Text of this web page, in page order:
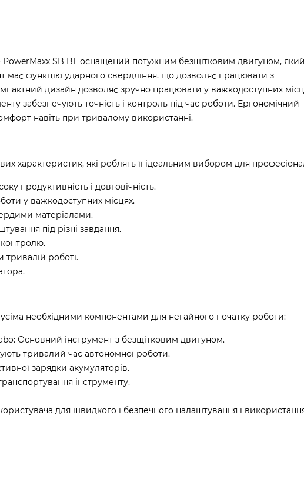
SB BL оснащений потужним безщітковим двигуном, який
має функцію ударного свердління, що дозволяє працювати з
дизайн дозволяє зручно працювати у важкодоступних
забезпечують точність і контроль під час роботи. Ергономічний
навіть при тривалому використанні.
характеристик, які роблять її ідеальним вибором для
продуктивність і довговічність.
у важкодоступних місцях.
матеріалами.
під різні завдання.
контролю.
роботі.
необхідними компонентами для негайного початку роботи:
Основний інструмент з безщітковим двигуном.
тривалий час автономної роботи.
зарядки акумуляторів.
інструменту.
для швидкого і безпечного налаштування і